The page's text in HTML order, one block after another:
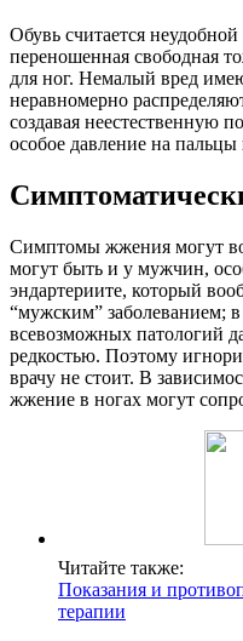
Обувь считается неудобной
переношенная свободная
для ног. Немалый вред
неравномерно
создавая неестественную
особое давление на
Симптомы жжения могут
могут быть и у мужчин,
эндартериите, который
“мужским” заболеванием;
всевозможных патологий
редкостью. Поэтому
врачу не стоит. В
жжение в ногах могут
Читайте также:
Показания и
терапии